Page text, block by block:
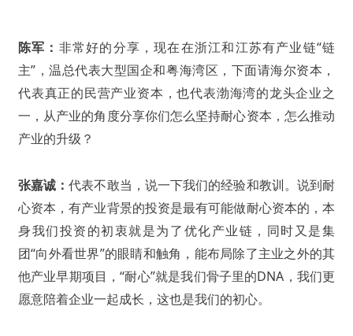
陈军： 非常好的分享，现在在浙江和江苏有产业链“链
主”，温总代表大型国企和粤海湾区，下面请海尔资本，
代表真正的民营产业资本，也代表渤海湾的龙头企业之
一，从产业的角度分享你们怎么坚持耐心资本，怎么推动
产业的升级？
张嘉诚：代表不敢当，说一下我们的经验和教训。说到耐
心资本，有产业背景的投资是最有可能做耐心资本的，本
身我们投资的初衷就是为了优化产业链，同时又是集
团“向外看世界”的眼睛和触角，能布局除了主业之外的其
他产业早期项目，“耐心”就是我们骨子里的DNA，我们更
愿意陪着企业一起成长，这也是我们的初心。